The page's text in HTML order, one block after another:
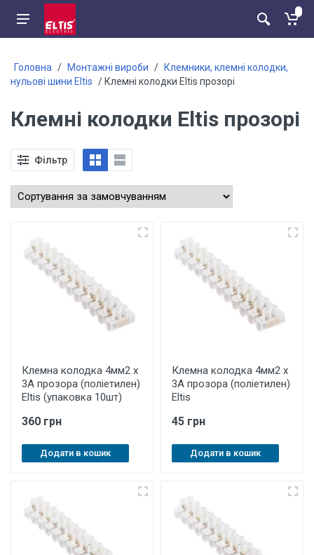
Головна / Монтажні вироби /
Клемники, клемні колодки,
нульові шини Eltis / Клемні колодки Eltis прозорі
Клемні колодки Eltis прозорі
Фільтр
Клемна колодка 4мм2 х
3А прозора (поліетилен)
Eltis (упаковка 10шт)
360 грн
Додати в кошик
Клемна колодка 4мм2 х
3А прозора (поліетилен)
Eltis
45 грн
Додати в кошик